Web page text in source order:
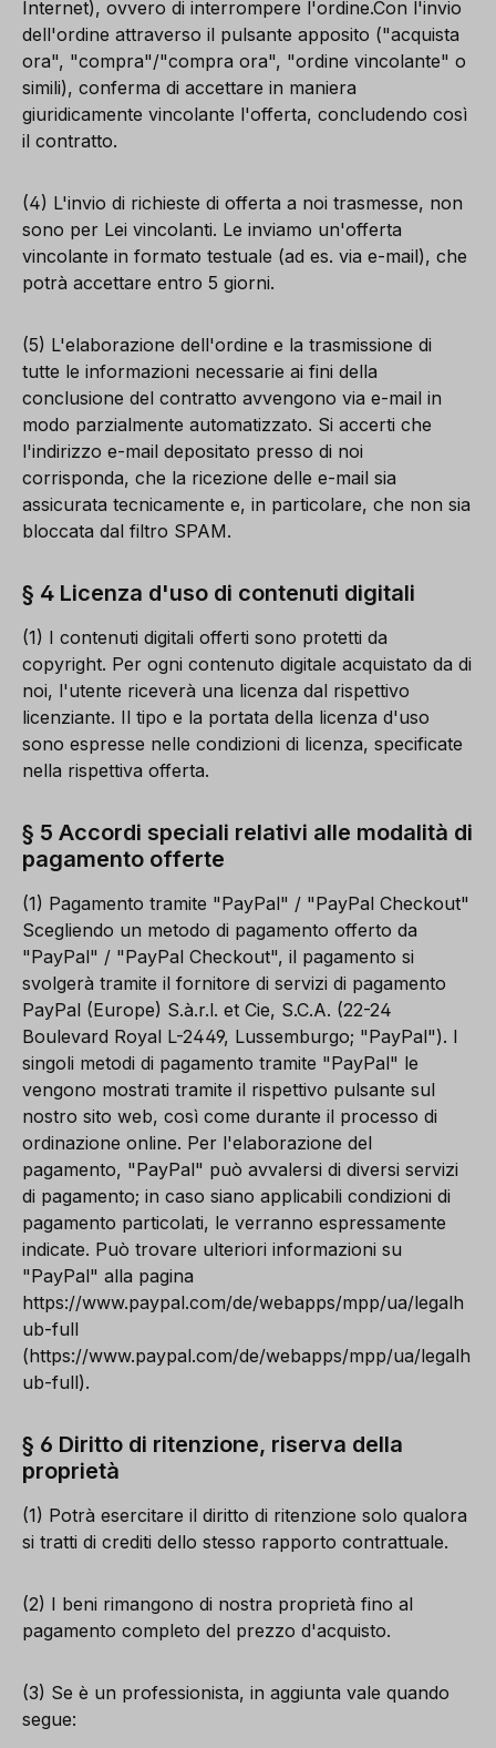
Internet), ovvero di interrompere l'ordine.Con l'invio
dell'ordine attraverso il pulsante apposito ("acquista
ora", "compra"/"compra ora", "ordine vincolante" o
simili), conferma di accettare in maniera
giuridicamente vincolante l'offerta, concludendo così
il contratto.
(4) L'invio di richieste di offerta a noi trasmesse, non
sono per Lei vincolanti. Le inviamo un'offerta
vincolante in formato testuale (ad es. via e-mail), che
potrà accettare entro 5 giorni.
(5) L'elaborazione dell'ordine e la trasmissione di
tutte le informazioni necessarie ai fini della
conclusione del contratto avvengono via e-mail in
modo parzialmente automatizzato. Si accerti che
l'indirizzo e-mail depositato presso di noi
corrisponda, che la ricezione delle e-mail sia
assicurata tecnicamente e, in particolare, che non sia
bloccata dal filtro SPAM.
§ 4 Licenza d'uso di contenuti digitali
(1) I contenuti digitali offerti sono protetti da
copyright. Per ogni contenuto digitale acquistato da di
noi, l'utente riceverà una licenza dal rispettivo
licenziante. Il tipo e la portata della licenza d'uso
sono espresse nelle condizioni di licenza, specificate
nella rispettiva offerta.
§ 5 Accordi speciali relativi alle modalità di
pagamento offerte
(1) Pagamento tramite "PayPal" / "PayPal Checkout"
Scegliendo un metodo di pagamento offerto da
"PayPal" / "PayPal Checkout", il pagamento si
svolgerà tramite il fornitore di servizi di pagamento
PayPal (Europe) S.à.r.l. et Cie, S.C.A. (22-24
Boulevard Royal L-2449, Lussemburgo; "PayPal"). I
singoli metodi di pagamento tramite "PayPal" le
vengono mostrati tramite il rispettivo pulsante sul
nostro sito web, così come durante il processo di
ordinazione online. Per l'elaborazione del
pagamento, "PayPal" può avvalersi di diversi servizi
di pagamento; in caso siano applicabili condizioni di
pagamento particolati, le verranno espressamente
indicate. Può trovare ulteriori informazioni su
"PayPal" alla pagina
https://www.paypal.com/de/webapps/mpp/ua/legalh
ub-full
(https://www.paypal.com/de/webapps/mpp/ua/legalh
ub-full).
§ 6 Diritto di ritenzione, riserva della
proprietà
(1) Potrà esercitare il diritto di ritenzione solo qualora
si tratti di crediti dello stesso rapporto contrattuale.
(2) I beni rimangono di nostra proprietà fino al
pagamento completo del prezzo d'acquisto.
(3) Se è un professionista, in aggiunta vale quando
segue: